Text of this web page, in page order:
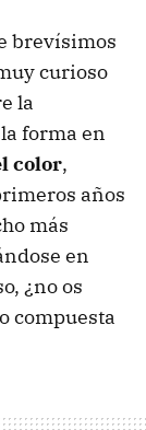
brevísimos
curioso
la
forma en
color,
años
más
en
¿no os
compuesta